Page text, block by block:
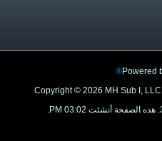
Powered
Copyright © 2026 MH Sub I,